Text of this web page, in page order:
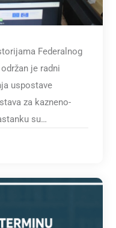
Federalnog
je radni
uspostave
za kazneno-
su…